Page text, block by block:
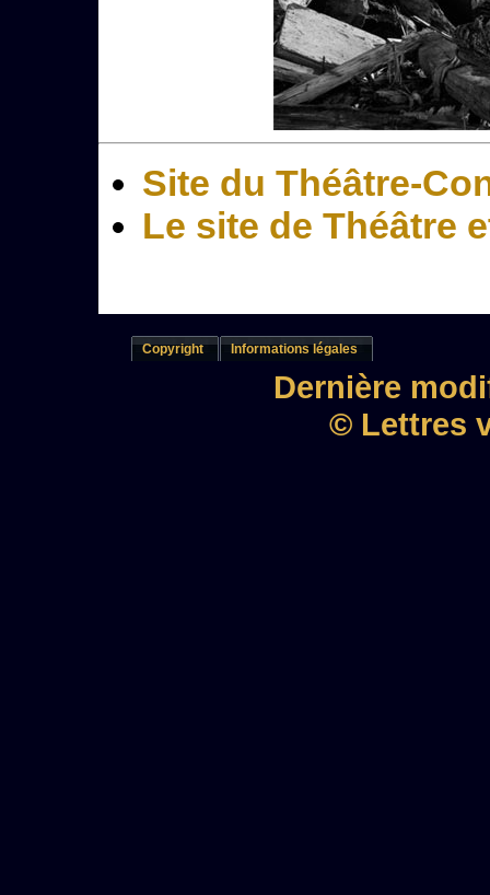
Site du Théâtre-
Le site de Théâtre
Copyright Informations légales
Dernière
© Lettres